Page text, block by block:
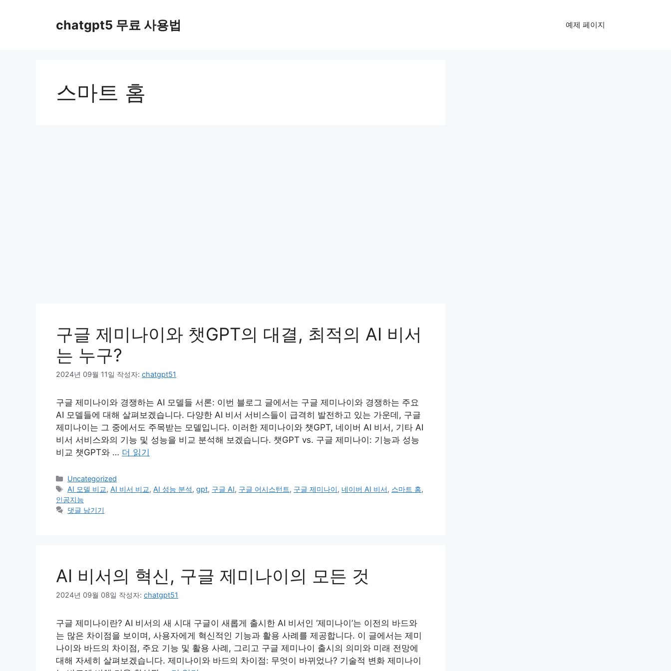
chatgpt5 무료 사용법 예제 페이지
스마트 홈
구글 제미나이와 챗GPT의 대결, 최적의 AI 비서
는 누구?
2024년 09월 11일 작성자: chatgpt51
구글 제미나이와 경쟁하는 AI 모델들 서론: 이번 블로그 글에서는 구글 제미나이와 경쟁하는 주요
AI 모델들에 대해 살펴보겠습니다. 다양한 AI 비서 서비스들이 급격히 발전하고 있는 가운데, 구글
제미나이는 그 중에서도 주목받는 모델입니다. 이러한 제미나이와 챗GPT, 네이버 AI 비서, 기타 AI
비서 서비스와의 기능 및 성능을 비교 분석해 보겠습니다. 챗GPT vs. 구글 제미나이: 기능과 성능
비교 챗GPT와 … 더 읽기
카
테
고
리
Uncategorized
태
그
AI 모델 비교, AI 비서 비교, AI 성능 분석,gpt, 구글 AI, 구글 어시스턴트, 구글 제미나이, 네이버 AI 비서, 스마트 홈,
인공지능
댓글 남기기
AI 비서의 혁신, 구글 제미나이의 모든 것
2024년 09월 08일 작성자: chatgpt51
구글 제미나이란? AI 비서의 새 시대 구글이 새롭게 출시한 AI 비서인 ‘제미나이’는 이전의 바드와
는 많은 차이점을 보이며, 사용자에게 혁신적인 기능과 활용 사례를 제공합니다. 이 글에서는 제미
나이와 바드의 차이점, 주요 기능 및 활용 사례, 그리고 구글 제미나이 출시의 의미와 미래 전망에
대해 자세히 살펴보겠습니다. 제미나이와 바드의 차이점: 무엇이 바뀌었나? 기술적 변화 제미나이